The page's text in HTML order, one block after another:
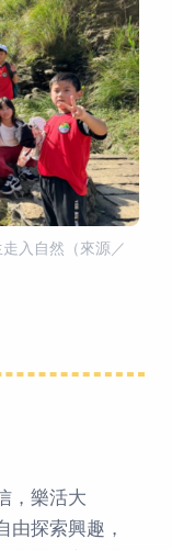
入自然（來源／
，樂活大
由探索興趣，